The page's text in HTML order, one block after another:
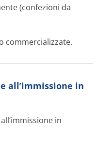
(confezioni da
commercializzate.
all’immissione in
in